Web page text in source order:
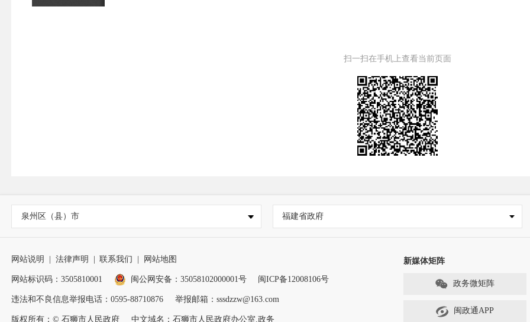
扫一扫在手机上查看当前页面
泉州区（县）市 福建省政府
网站说明 | 法律声明 | 联系我们 | 网站地图
网站标识码：3505810001 闽公网安备：35058102000001号 闽ICP备12008106号
违法和不良信息举报电话：0595-88710876 举报邮箱：sssdzzw@163.com
版权所有：© 石狮市人民政府 中文域名：石狮市人民政府办公室.政务
新媒体矩阵
政务微矩阵
闽政通APP